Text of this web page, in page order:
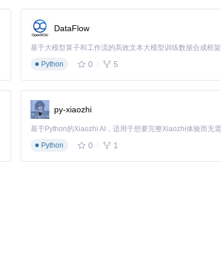
DataFlow
基于大模型算子和工作流的高效文本大模型训练数据合成框架
Python
0 5
py-xiaozhi
Python
0 1